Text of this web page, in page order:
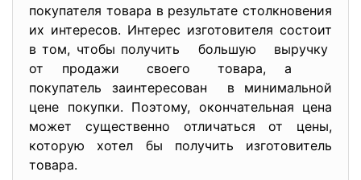
покупателя товара в результате столкновения
их интересов. Интерес изготовителя состоит
в том, чтобы получить большую выручку
от продажи своего товара, а
покупатель заинтересован в минимальной
цене покупки. Поэтому, окончательная цена
может существенно отличаться от цены,
которую хотел бы получить изготовитель
товара.